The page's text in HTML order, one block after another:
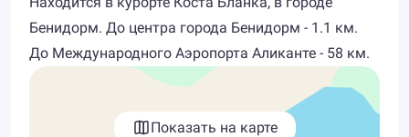
Бенидорм. До центра города Бенидорм - 1.1 км.
До Международного Аэропорта Аликанте - 58 км.
Показать на карте